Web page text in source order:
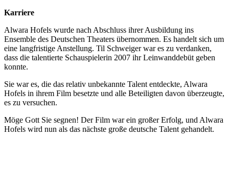
Karriere
Alwara Hofels wurde nach Abschluss ihrer Ausbildung ins
Ensemble des Deutschen Theaters übernommen. Es handelt sich um
eine langfristige Anstellung. Til Schweiger war es zu verdanken,
dass die talentierte Schauspielerin 2007 ihr Leinwanddebüt geben
konnte.
Sie war es, die das relativ unbekannte Talent entdeckte, Alwara
Hofels in ihrem Film besetzte und alle Beteiligten davon überzeugte,
es zu versuchen.
Möge Gott Sie segnen! Der Film war ein großer Erfolg, und Alwara
Hofels wird nun als das nächste große deutsche Talent gehandelt.